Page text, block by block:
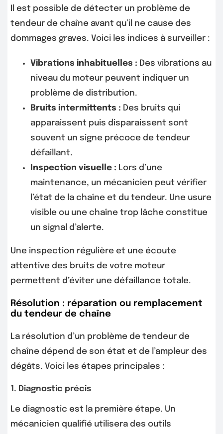
Il est possible de détecter un problème de
tendeur de chaîne avant qu’il ne cause des
dommages graves. Voici les indices à surveiller :
Vibrations inhabituelles : Des vibrations au
niveau du moteur peuvent indiquer un
problème de distribution.
Bruits intermittents : Des bruits qui
apparaissent puis disparaissent sont
souvent un signe précoce de tendeur
défaillant.
Inspection visuelle : Lors d’une
maintenance, un mécanicien peut vérifier
l’état de la chaîne et du tendeur. Une usure
visible ou une chaîne trop lâche constitue
un signal d’alerte.
Une inspection régulière et une écoute
attentive des bruits de votre moteur
permettent d’éviter une défaillance totale.
Résolution : réparation ou remplacement
du tendeur de chaîne
La résolution d’un problème de tendeur de
chaîne dépend de son état et de l’ampleur des
dégâts. Voici les étapes principales :
1. Diagnostic précis
Le diagnostic est la première étape. Un
mécanicien qualifié utilisera des outils